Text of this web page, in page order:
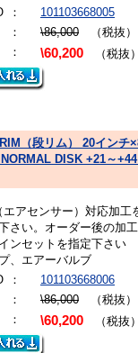
：
101103668005
： \86,000 （税抜）
： \60,200 （税抜）
（段リム） 20インチ
DISK +21～
エアセンサー）対応加工
さい。オーダー後の加
ンセットを指定下さい
、エアーバルブ
：
101103668006
： \86,000 （税抜）
： \60,200 （税抜）